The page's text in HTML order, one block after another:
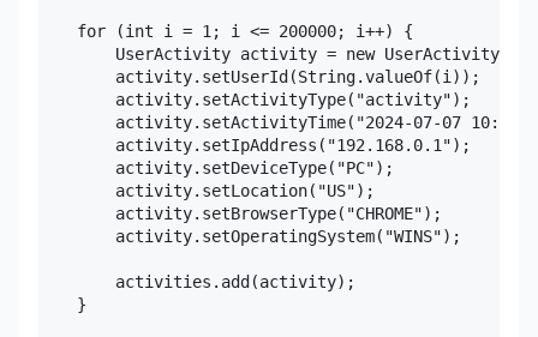
    for (int i = 1; i <= 200000; i++) {
        UserActivity activity = new UserActivity();
        activity.setUserId(String.valueOf(i));
        activity.setActivityType("activity");
activity.setActivityTime("2024-07-07
        activity.setIpAddress("192.168.0.1");
        activity.setDeviceType("PC");
        activity.setLocation("US");
        activity.setBrowserType("CHROME");
        activity.setOperatingSystem("WINS");
        activities.add(activity);
    }